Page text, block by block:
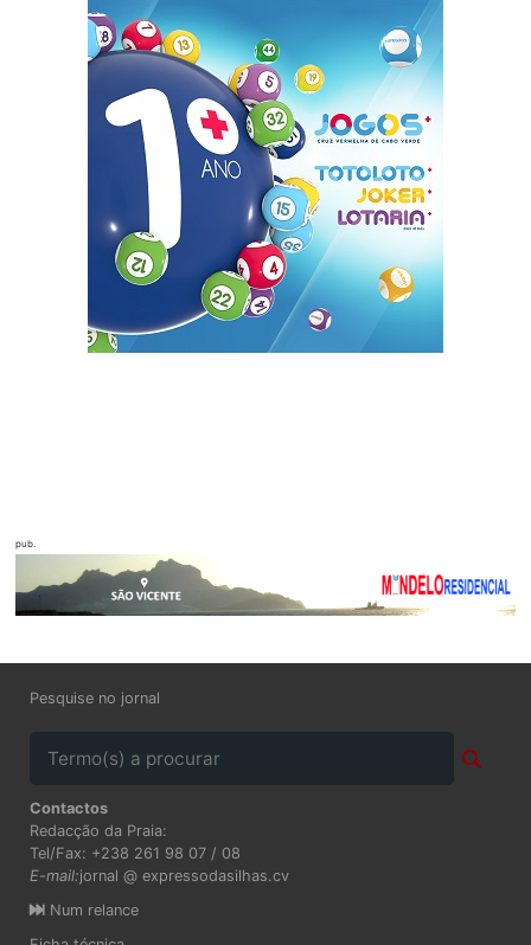
pub.
Pesquise no jornal
Contactos
Redacção da Praia:
Tel/Fax: +238 261 98 07 / 08
E-mail:jornal @ expressodasilhas.cv
Num relance